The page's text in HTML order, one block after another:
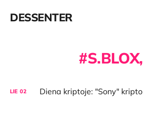
DESSENTER
S.BLOX,
LIE 02